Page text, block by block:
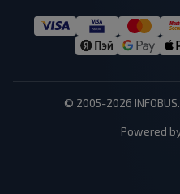
© 2005-2026
Powered